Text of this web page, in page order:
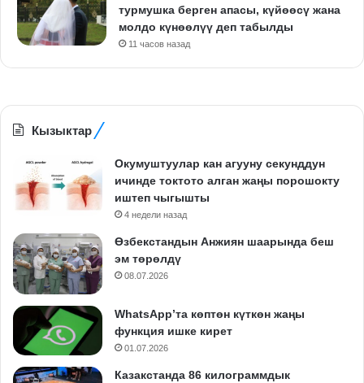
турмушка берген апасы, күйөөсү жана
молдо күнөөлүү деп табылды
11 часов назад
Кызыктар
Окумуштуулар кан агууну секунддун
ичинде токтото алган жаңы порошокту
иштеп чыгышты
4 недели назад
Өзбекстандын Анжиян шаарында беш
эм төрөлдү
08.07.2026
WhatsApp’та көптөн күткөн жаңы
функция ишке кирет
01.07.2026
Казакстанда 86 килограммдык